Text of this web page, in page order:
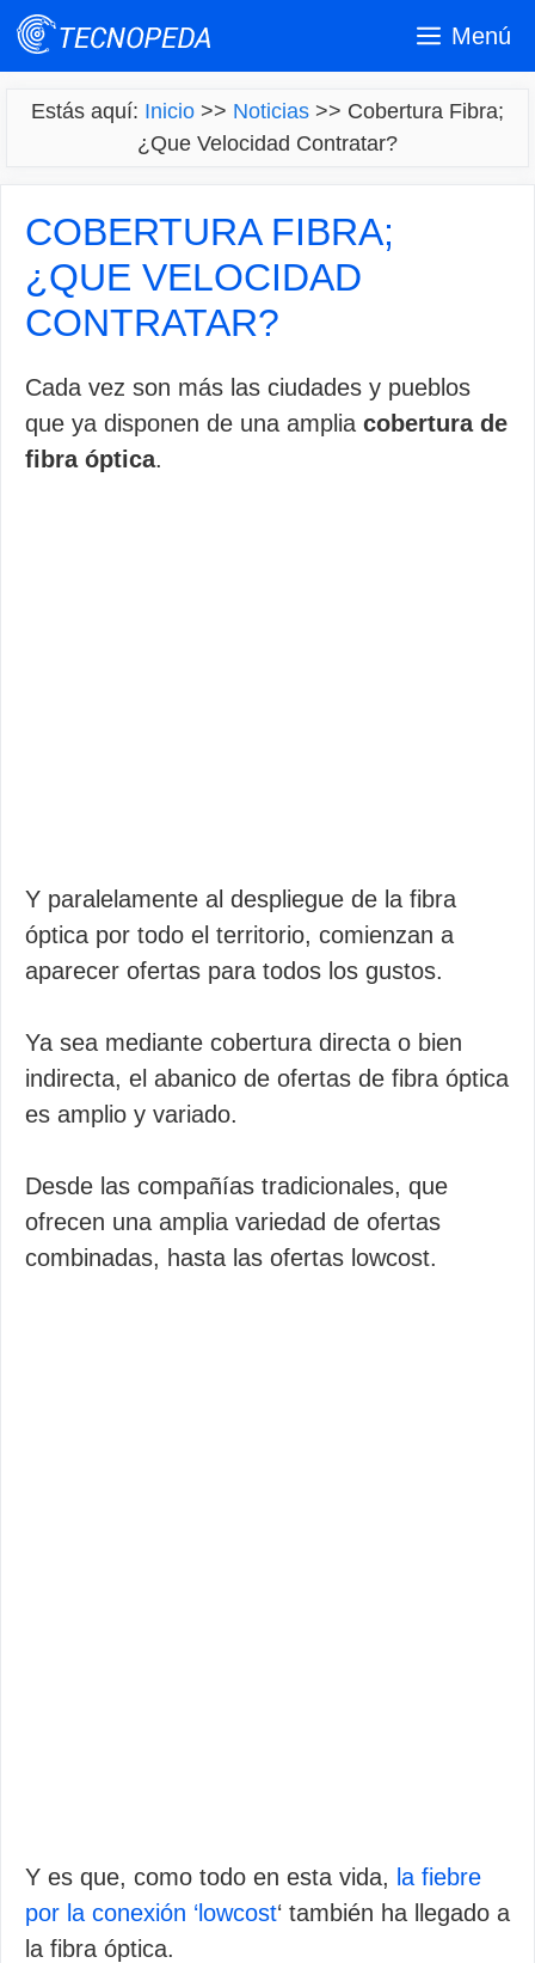
Saltar
Menú
Estás aquí: Inicio >> Noticias >> Cobertura Fibra;
¿Que Velocidad Contratar?
COBERTURA FIBRA;
¿QUE VELOCIDAD
CONTRATAR?
Cada vez son más las ciudades y pueblos
que ya disponen de una amplia cobertura de
fibra óptica.
Y paralelamente al despliegue de la fibra
óptica por todo el territorio, comienzan a
aparecer ofertas para todos los gustos.
Ya sea mediante cobertura directa o bien
indirecta, el abanico de ofertas de fibra óptica
es amplio y variado.
Desde las compañías tradicionales, que
ofrecen una amplia variedad de ofertas
combinadas, hasta las ofertas lowcost.
Y es que, como todo en esta vida, la fiebre
por la conexión ‘lowcost‘ también ha llegado a
la fibra óptica.